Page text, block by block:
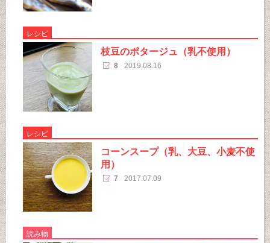
レシピ
枝豆のポタージュ（乳不使用）
8 2019.08.16
レシピ
コーンスープ（乳、大豆、小麦不使
用）
7 2017.07.09
読み物